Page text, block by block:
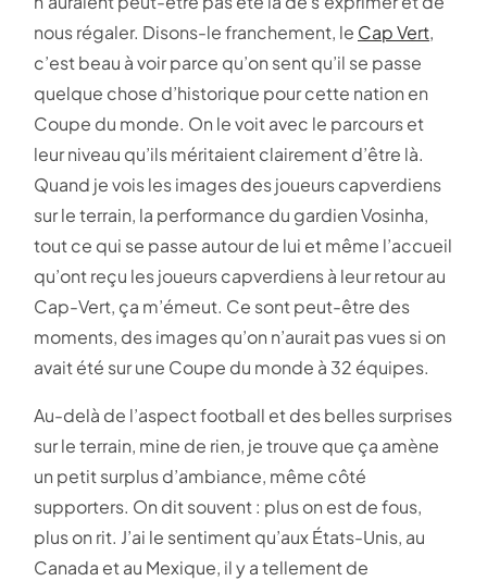
nous régaler. Disons-le franchement, le Cap Vert,
c’est beau à voir parce qu’on sent qu’il se passe
quelque chose d’historique pour cette nation en
Coupe du monde. On le voit avec le parcours et
leur niveau qu’ils méritaient clairement d’être là.
Quand je vois les images des joueurs capverdiens
sur le terrain, la performance du gardien Vosinha,
tout ce qui se passe autour de lui et même l’accueil
qu’ont reçu les joueurs capverdiens à leur retour au
Cap-Vert, ça m’émeut. Ce sont peut-être des
moments, des images qu’on n’aurait pas vues si on
avait été sur une Coupe du monde à 32 équipes.
Au-delà de l’aspect football et des belles surprises
sur le terrain, mine de rien, je trouve que ça amène
un petit surplus d’ambiance, même côté
supporters. On dit souvent : plus on est de fous,
plus on rit. J’ai le sentiment qu’aux États-Unis, au
Canada et au Mexique, il y a tellement de